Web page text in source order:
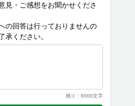
見・ご感想をお聞かせくださ
の回答は行っておりませんの
残り：6000文字